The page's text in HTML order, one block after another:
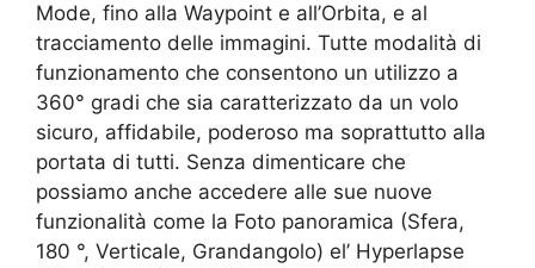
Mode, fino alla Waypoint e all’Orbita, e al
tracciamento delle immagini. Tutte modalità di
funzionamento che consentono un utilizzo a
360° gradi che sia caratterizzato da un volo
sicuro, affidabile, poderoso ma soprattutto alla
portata di tutti. Senza dimenticare che
possiamo anche accedere alle sue nuove
funzionalità come la Foto panoramica (Sfera,
180 °, Verticale, Grandangolo) el’ Hyperlapse